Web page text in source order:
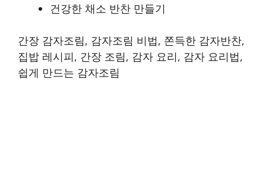
건강한 채소 반찬 만들기
간장 감자조림, 감자조림 비법, 쫀득한 감자반찬,
집밥 레시피, 간장 조림, 감자 요리, 감자 요리법,
쉽게 만드는 감자조림